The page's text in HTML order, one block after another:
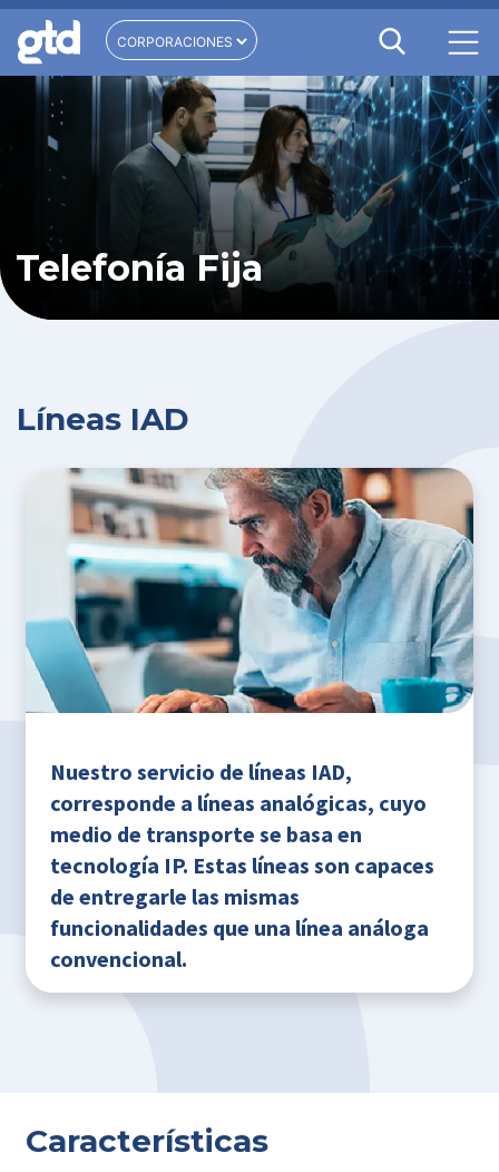
Telefonía Fija
Líneas IAD
Nuestro servicio de líneas IAD,
corresponde a líneas analógicas, cuyo
medio de transporte se basa en
tecnología IP. Estas líneas son capaces
de entregarle las mismas
funcionalidades que una línea análoga
convencional.
Características